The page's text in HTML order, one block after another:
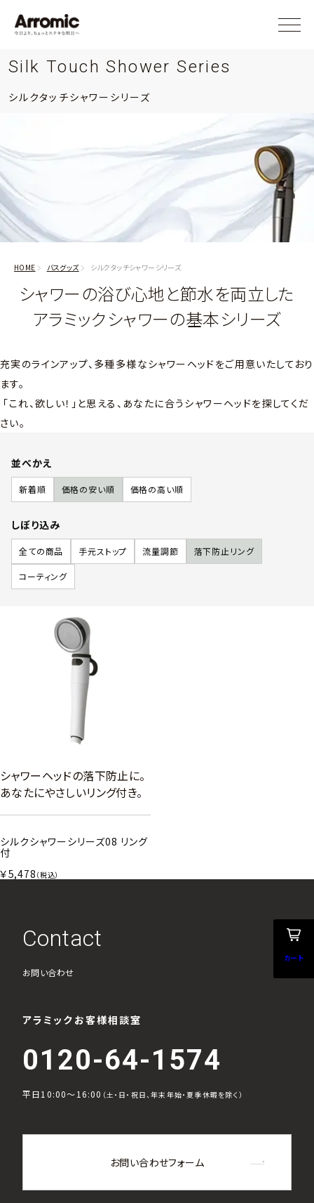
Silk Touch Shower Series
シルクタッチシャワーシリーズ
HOME バスグッズ シルクタッチシャワーシリーズ
シャワーの浴び心地と節水を両立した
アラミックシャワーの基本シリーズ
充実のラインアップ、多種多様なシャワーヘッドをご用意いたしており
ます。
「これ、欲しい！」と思える、あなたに合うシャワーヘッドを探してくだ
さい。
並べかえ
新着順 価格の安い順 価格の高い順
しぼり込み
全ての商品 手元ストップ 流量調節 落下防止リング
コーティング
シャワーヘッドの落下防止に。
あなたにやさしいリング付き。
シルクシャワーシリーズ08 リング
付
￥5,478 （税込）
Contact
お問い合わせ
アラミックお客様相談室
0120-64-1574
平日10:00～16:00 （土・日・祝日、年末年始・夏季休暇を除く）
お問い合わせフォーム
カート